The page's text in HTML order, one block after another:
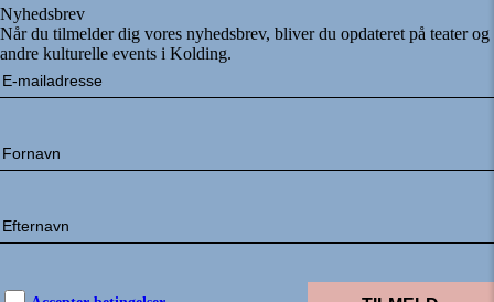
Nyhedsbrev
Når du tilmelder dig vores nyhedsbrev, bliver du opdateret på teater og
andre kulturelle events i Kolding.